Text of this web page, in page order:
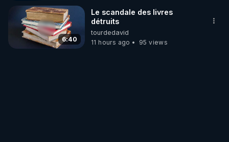
6:40
Le scandale des livres
détruits
tourdedavid
11 hours ago
95 views